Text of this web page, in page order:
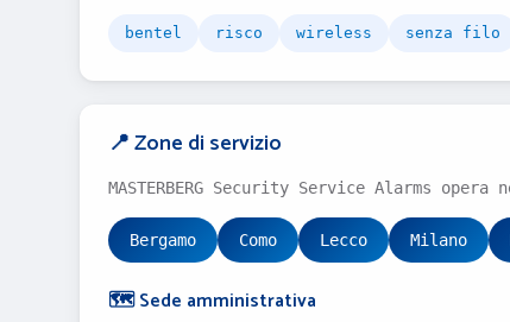
bentel risco wireless senza filo
📍 Zone di servizio
MASTERBERG Security Service Alarms
Bergamo Como Lecco Milano
🗺️ Sede amministrativa